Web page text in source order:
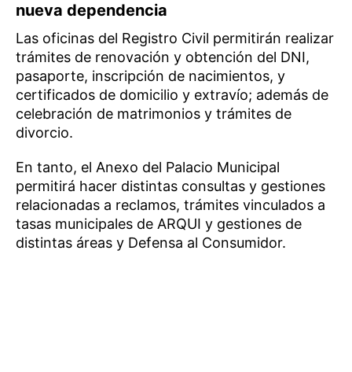
nueva dependencia
Las oficinas del Registro Civil permitirán realizar
trámites de renovación y obtención del DNI,
pasaporte, inscripción de nacimientos, y
certificados de domicilio y extravío; además de
celebración de matrimonios y trámites de
divorcio.
En tanto, el Anexo del Palacio Municipal
permitirá hacer distintas consultas y gestiones
relacionadas a reclamos, trámites vinculados a
tasas municipales de ARQUI y gestiones de
distintas áreas y Defensa al Consumidor.